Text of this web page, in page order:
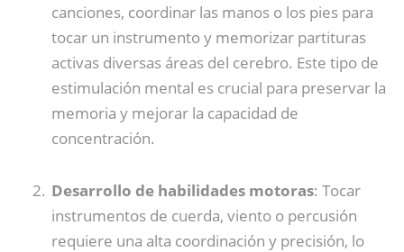
canciones, coordinar las manos o los pies para
tocar un instrumento y memorizar partituras
activas diversas áreas del cerebro. Este tipo de
estimulación mental es crucial para preservar la
memoria y mejorar la capacidad de
concentración.
Desarrollo de habilidades motoras: Tocar
instrumentos de cuerda, viento o percusión
requiere una alta coordinación y precisión, lo